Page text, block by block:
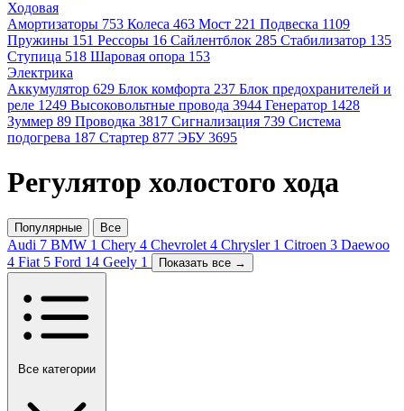
Ходовая
Амортизаторы 753 Колеса 463 Мост 221 Подвеска 1109
Пружины 151 Рессоры 16 Сайлентблок 285 Стабилизатор 135
Ступица 518 Шаровая опора 153
Электрика
Аккумулятор 629 Блок комфорта 237 Блок предохранителей и
реле 1249 Высоковольтные провода 3944 Генератор 1428
Зуммер 89 Проводка 3817 Сигнализация 739 Система
подогрева 187 Стартер 877 ЭБУ 3695
Регулятор холостого хода
Популярные Все
Audi 7 BMW 1 Chery 4 Chevrolet 4 Chrysler 1 Citroen 3 Daewoo
4 Fiat 5 Ford 14 Geely 1 Показать все →
Все категории